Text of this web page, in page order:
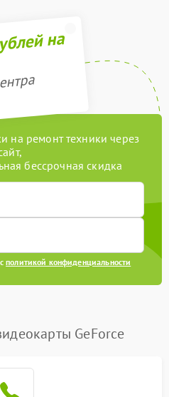
на
на ремонт техники через
бессрочная скидка
политикой конфиденциальности
GeForce